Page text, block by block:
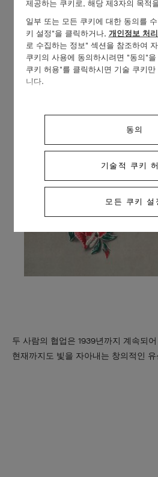
두 사람의 협업은 1939년까지 계속되
현재까지도 빛을 자아내는 창의적인
제공하는 쿠키로, 해당 제3자의 목적
일부 또는 모든 쿠키에 대한 동의를
키 설정"을 클릭하거나, 개인정보 처
로 수집하는 정보" 섹션을 참조하여
쿠키의 사용에 동의하시려면 "동의"
쿠키 허용"를 클릭하시면 기술 쿠키
니다.
동의
기술적 쿠키
모든 쿠키 설